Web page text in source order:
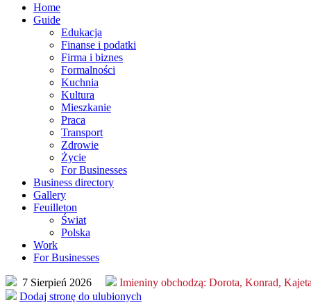
Home
Guide
Edukacja
Finanse i podatki
Firma i biznes
Formalności
Kuchnia
Kultura
Mieszkanie
Praca
Transport
Zdrowie
Życie
For Businesses
Business directory
Gallery
Feuilleton
Świat
Polska
Work
For Businesses
7 Sierpień 2026 Imieniny obchodzą: Dorota, Konrad,
Dodaj stronę do ulubionych